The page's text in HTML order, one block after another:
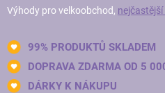
Výhody pro velkoobchod,
99% PRODUKTŮ SKLADEM
DOPRAVA ZDARMA OD 5
DÁRKY K NÁKUPU